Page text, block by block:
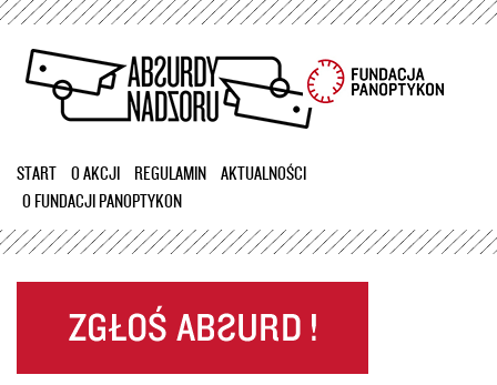
Przejdź
treści
START O AKCJI REGULAMIN
AKTUALNOŚCI
O FUNDACJI PANOPTYKON